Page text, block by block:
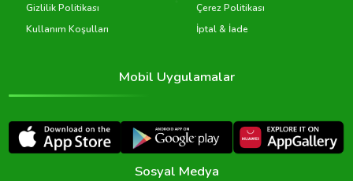
Gizlilik Politikası
Çerez Politikası
Kullanım Koşulları
İptal & İade
Mobil Uygulamalar
Sosyal Medya